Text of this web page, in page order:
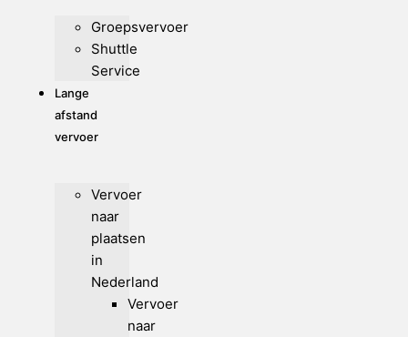
Groepsvervoer
Shuttle
Service
Lange
afstand
vervoer
Vervoer
naar
plaatsen
in
Nederland
Vervoer
naar